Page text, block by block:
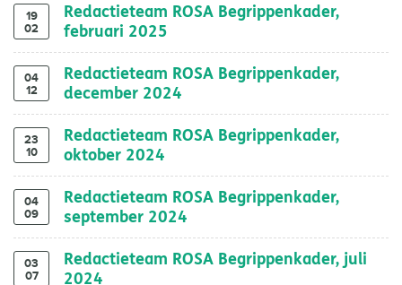
19
02
Redactieteam ROSA Begrippenkader,
februari 2025
04
12
Redactieteam ROSA Begrippenkader,
december 2024
23
10
Redactieteam ROSA Begrippenkader,
oktober 2024
04
09
Redactieteam ROSA Begrippenkader,
september 2024
03
07
Redactieteam ROSA Begrippenkader, juli
2024